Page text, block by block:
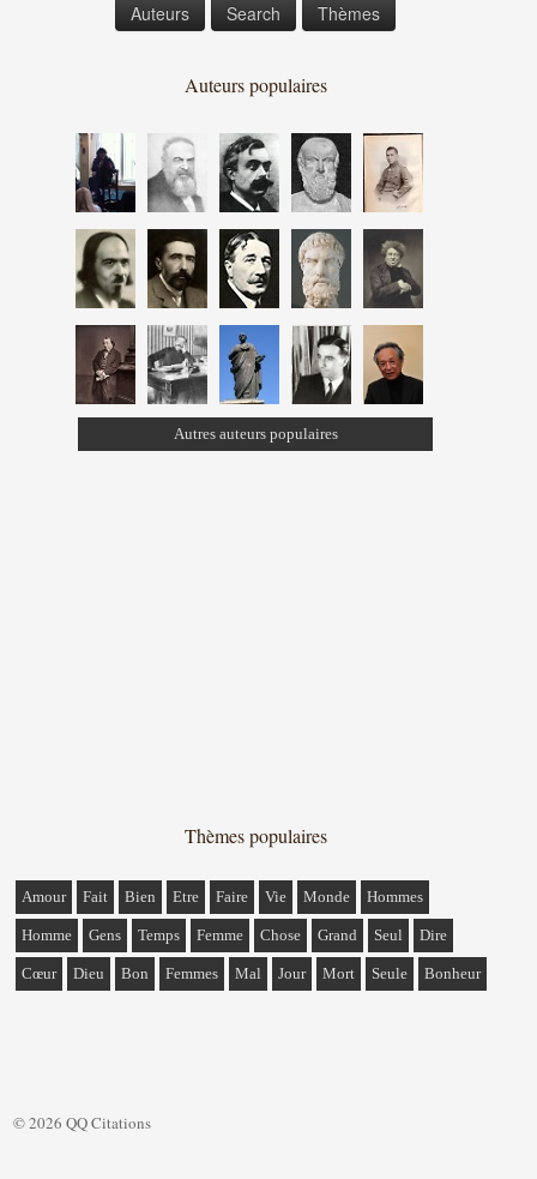
Auteurs Search Thèmes
Auteurs populaires
Autres auteurs populaires
Thèmes populaires
Amour Fait Bien Etre Faire Vie Monde Hommes
Homme Gens Temps Femme Chose Grand Seul Dire
Cœur Dieu Bon Femmes Mal Jour Mort Seule Bonheur
© 2026 QQ Citations